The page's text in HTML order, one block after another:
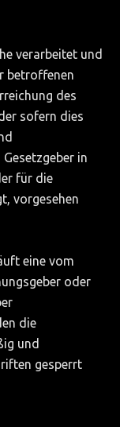
verarbeitet und
betroffenen
des
sofern dies
in
für die
vorgesehen
eine vom
oder
die
und
gesperrt